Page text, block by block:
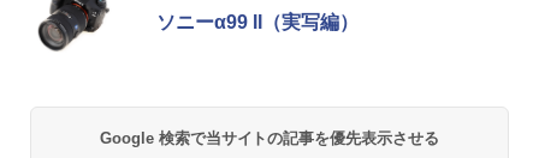
ソニーα99 II（実写編）
Google 検索で当サイトの記事を優先表示させる